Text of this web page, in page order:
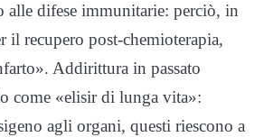
alle difese immunitarie: perciò, in
il recupero post-chemioterapia,
Addirittura in passato
come «elisir di lunga vita»:
agli organi, questi riescono a